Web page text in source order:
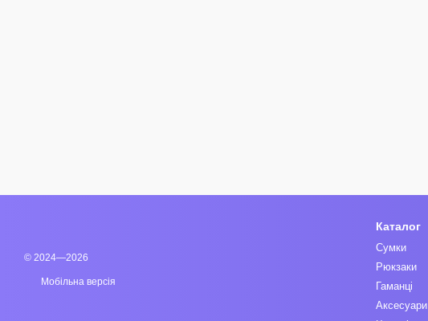
© 2024—2026
Мобільна версія
Каталог
Сумки
Рюкзаки
Гаманці
Аксесуари